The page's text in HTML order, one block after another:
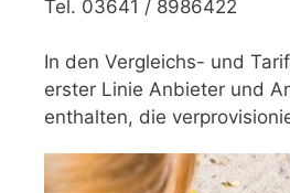
Tel. 03641 / 8986422
In den Vergleichs- und
erster Linie Anbieter und
enthalten, die